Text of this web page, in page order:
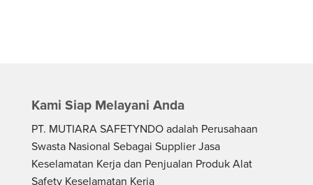
Kami Siap Melayani Anda
PT. MUTIARA SAFETYNDO adalah Perusahaan
Swasta Nasional Sebagai Supplier Jasa
Keselamatan Kerja dan Penjualan Produk Alat
Safety Keselamatan Kerja